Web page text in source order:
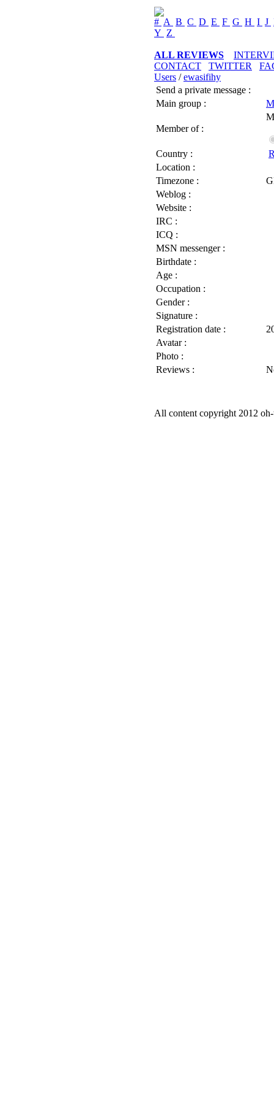
# A B C D E F G H I J
Y Z
ALL REVIEWS
CONTACT
TWITTER
Users /ewasifihy
Send a private message :
Main group :
Member of :
Country :
Location :
Timezone :
Weblog :
Website :
IRC :
ICQ :
MSN messenger :
Birthdate :
Age :
Occupation :
Gender :
Signature :
Registration date :
Avatar :
Photo :
Reviews :
All content copyright 2012